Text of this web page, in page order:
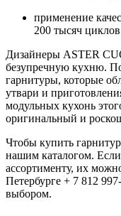
применение
200 тысяч
Дизайнеры ASTER
безупречную кухню.
гарнитуры, которые
утвари и
модульных кухонь
оригинальный и
Чтобы купить
нашим каталогом.
ассортименту, их
Петербурге + 7 812
выбором.